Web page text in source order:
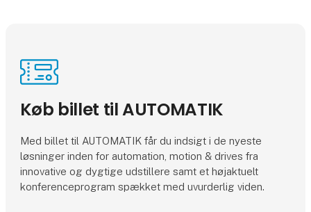
Køb billet til AUTOMATIK
Med billet til AUTOMATIK får du indsigt i de nyeste
løsninger inden for automation, motion & drives fra
innovative og dygtige udstillere samt et højaktuelt
konferenceprogram spækket med uvurderlig viden.